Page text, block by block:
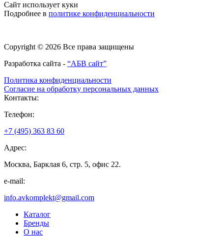
Сайт использует куки
Подробнее в политике конфиденциальности
Copyright © 2026 Все права защищены
Разработка сайта - “АБВ сайт”
Политика конфиденциальности
Согласие на обработку персональных данных
Контакты:
Телефон:
+7 (495) 363 83 60
Адрес:
Москва, Барклая 6, стр. 5, офис 22.
e-mail:
info.avkomplekt@gmail.com
Каталог
Бренды
О нас